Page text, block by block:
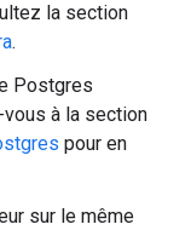
la section
.
Postgres
à la section
pour en
sur le même